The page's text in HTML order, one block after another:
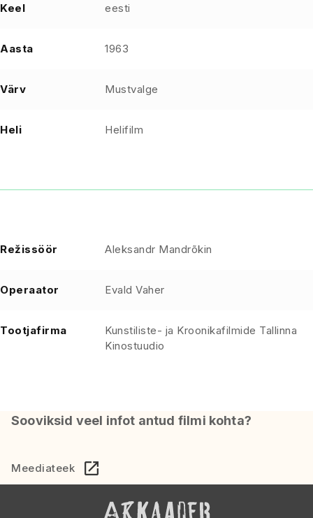
Keel eesti
Aasta 1963
Värv Mustvalge
Heli Helifilm
Režissöör Aleksandr Mandrõkin
Operaator Evald Vaher
Tootjafirma
Kunstiliste- ja Kroonikafilmide Tallinna
Kinostuudio
Sooviksid veel infot antud filmi kohta?
Meediateek